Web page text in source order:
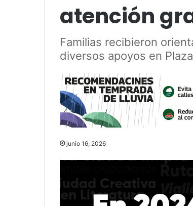
atención
Familias recibieron
diversos apoyos en
junio 16, 2026